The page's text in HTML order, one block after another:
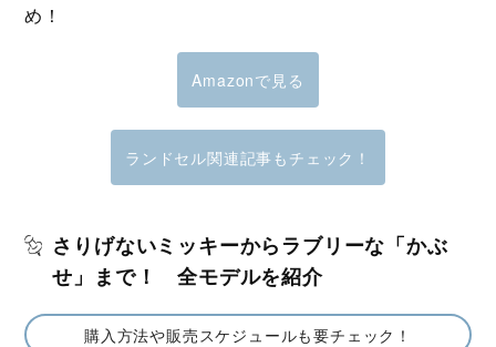
め！
Amazonで見る
ランドセル関連記事もチェック！
さりげないミッキーからラブリーな「かぶ
せ」まで！ 全モデルを紹介
購入方法や販売スケジュールも要チェック！